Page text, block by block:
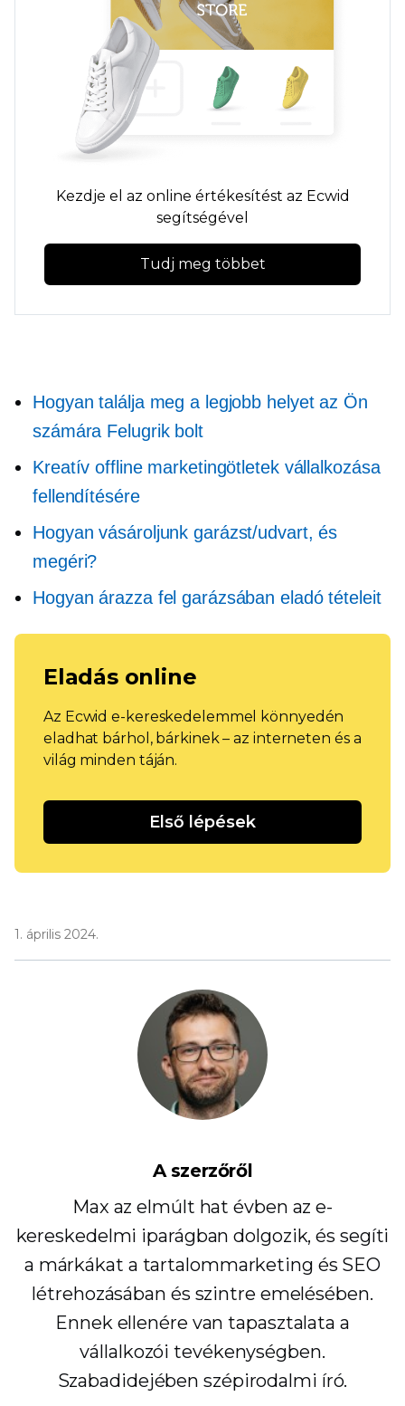
Kezdje el az online értékesítést az Ecwid
segítségével
Tudj meg többet
Hogyan találja meg a legjobb helyet az Ön
számára Felugrikbolt
Kreatív offline marketingötletek vállalkozása
fellendítésére
Hogyan vásároljunk garázst/udvart, és
megéri?
Hogyan árazza fel garázsában eladó tételeit
Eladás online
Az Ecwid e-kereskedelemmel könnyedén
eladhat bárhol, bárkinek – az interneten és a
világ minden táján.
Első lépések
1. április 2024.
A szerzőről
Max az elmúlt hat évben az e-
kereskedelmi iparágban dolgozik, és segíti
a márkákat a tartalommarketing és SEO
létrehozásában és szintre emelésében.
Ennek ellenére van tapasztalata a
vállalkozói tevékenységben.
Szabadidejében szépirodalmi író.